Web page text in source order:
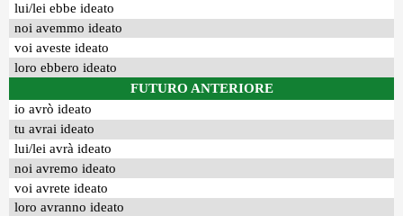
lui/lei ebbe ideato
noi avemmo ideato
voi aveste ideato
loro ebbero ideato
FUTURO ANTERIORE
io avrò ideato
tu avrai ideato
lui/lei avrà ideato
noi avremo ideato
voi avrete ideato
loro avranno ideato